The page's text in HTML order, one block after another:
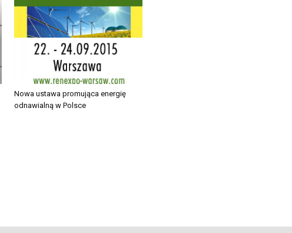
Nowa ustawa promująca energię
odnawialną w Polsce